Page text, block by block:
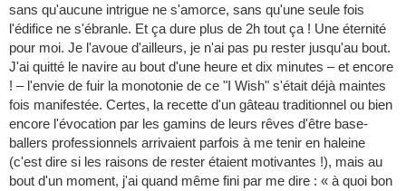
sans qu'aucune intrigue ne s'amorce, sans qu'une seule fois
l'édifice ne s'ébranle. Et ça dure plus de 2h tout ça ! Une éternité
pour moi. Je l'avoue d'ailleurs, je n'ai pas pu rester jusqu'au bout.
J'ai quitté le navire au bout d'une heure et dix minutes – et encore
! – l'envie de fuir la monotonie de ce "I Wish" s'était déjà maintes
fois manifestée. Certes, la recette d'un gâteau traditionnel ou bien
encore l'évocation par les gamins de leurs rêves d'être base-
ballers professionnels arrivaient parfois à me tenir en haleine
(c'est dire si les raisons de rester étaient motivantes !), mais au
bout d'un moment, j'ai quand même fini par me dire : « à quoi bon